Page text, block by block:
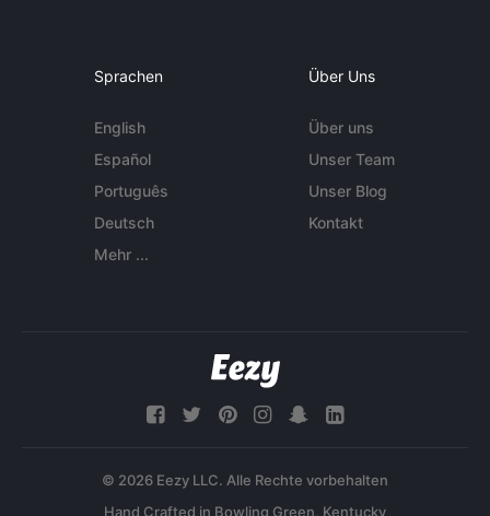
Sprachen
English
Español
Português
Deutsch
Mehr ...
Über Uns
Über uns
Unser Team
Unser Blog
Kontakt
© 2026 Eezy LLC. Alle Rechte vorbehalten